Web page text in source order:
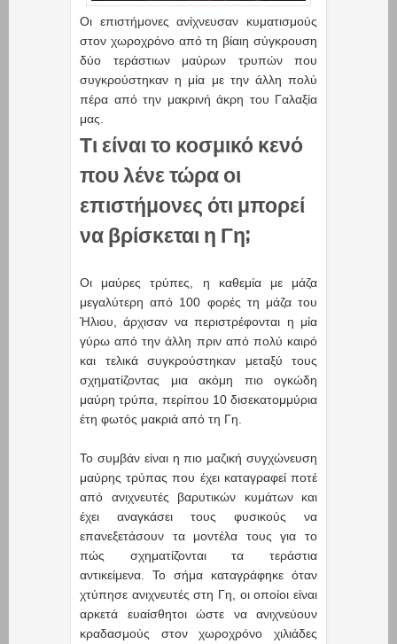
Οι επιστήμονες ανίχνευσαν κυματισμούς
στον χωροχρόνο από τη βίαιη σύγκρουση
δύο τεράστιων μαύρων τρυπών που
συγκρούστηκαν η μία με την άλλη πολύ
πέρα από την μακρινή άκρη του Γαλαξία
μας.
Τι είναι το κοσμικό κενό
που λένε τώρα οι
επιστήμονες ότι μπορεί
να βρίσκεται η Γη;
Οι μαύρες τρύπες, η καθεμία με μάζα
μεγαλύτερη από 100 φορές τη μάζα του
Ήλιου, άρχισαν να περιστρέφονται η μία
γύρω από την άλλη πριν από πολύ καιρό
και τελικά συγκρούστηκαν μεταξύ τους
σχηματίζοντας μια ακόμη πιο ογκώδη
μαύρη τρύπα, περίπου 10 δισεκατομμύρια
έτη φωτός μακριά από τη Γη.
Το συμβάν είναι η πιο μαζική συγχώνευση
μαύρης τρύπας που έχει καταγραφεί ποτέ
από ανιχνευτές βαρυτικών κυμάτων και
έχει αναγκάσει τους φυσικούς να
επανεξετάσουν τα μοντέλα τους για το
πώς σχηματίζονται τα τεράστια
αντικείμενα. Το σήμα καταγράφηκε όταν
χτύπησε ανιχνευτές στη Γη, οι οποίοι είναι
αρκετά ευαίσθητοι ώστε να ανιχνεύουν
κραδασμούς στον χωροχρόνο χιλιάδες